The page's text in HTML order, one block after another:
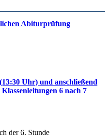
Abiturprüfung
Uhr) und anschließend
6 nach 7
der 6. Stunde